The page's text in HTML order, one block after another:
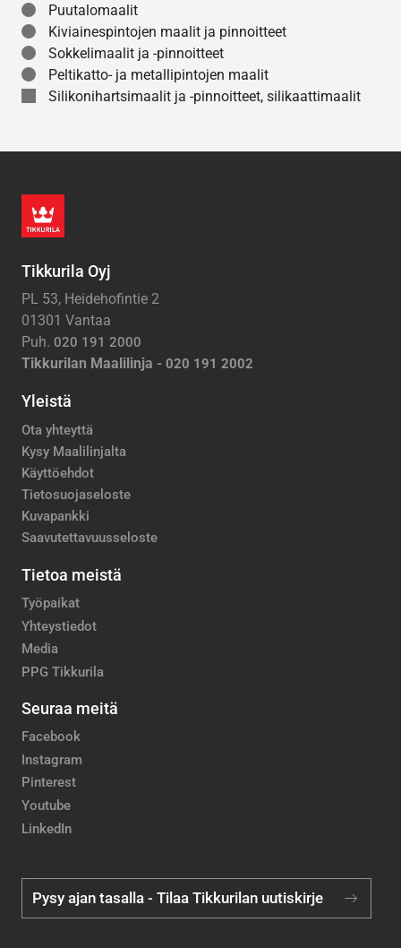
Puutalomaalit
Kiviainespintojen maalit ja pinnoitteet
Sokkelimaalit ja -pinnoitteet
Peltikatto- ja metallipintojen maalit
Silikonihartsimaalit ja -pinnoitteet, silikaattimaalit
Tikkurila Oyj
PL 53, Heidehofintie 2
01301 Vantaa
Puh. 020 191 2000
Tikkurilan Maalilinja - 020 191 2002
Yleistä
Ota yhteyttä
Kysy Maalilinjalta
Käyttöehdot
Tietosuojaseloste
Kuvapankki
Saavutettavuusseloste
Tietoa meistä
Työpaikat
Yhteystiedot
Media
PPG Tikkurila
Seuraa meitä
Facebook
Instagram
Pinterest
Youtube
LinkedIn
Pysy ajan tasalla - Tilaa Tikkurilan uutiskirje